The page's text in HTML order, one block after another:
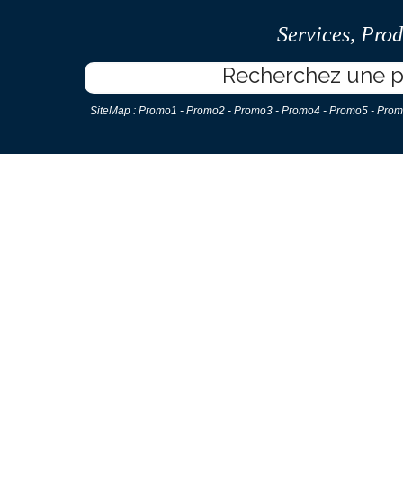
Services,
SiteMap : Promo1 - Promo2 - Promo3 - Promo4 - Promo5 -